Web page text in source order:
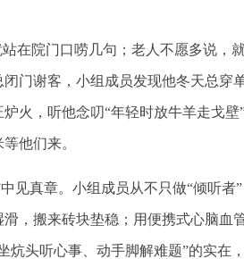
院门口唠几句；老人不愿多说，
门谢客，小组成员发现他冬天总穿
火，听他念叨“年轻时放牛羊走戈壁
他们来。
真章。小组成员从不只做“倾听者
，搬来砖块垫稳；用便携式心脑血
炕头听心事、动手脚解难题”的实在